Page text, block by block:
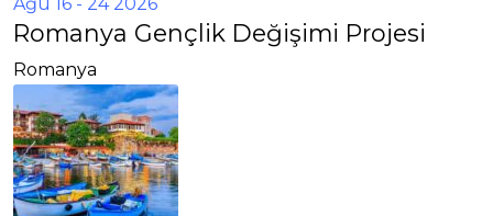
Romanya Gençlik Değişimi Projesi
Romanya